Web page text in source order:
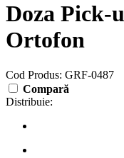
Doza Pick-
Ortofon
Cod Produs: GRF-0487
Compară
Distribuie: